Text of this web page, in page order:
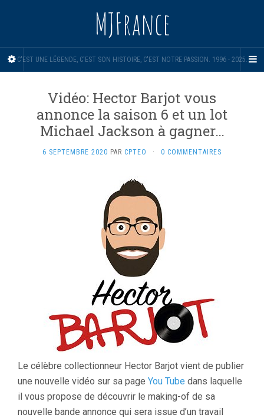
MJFrance
C'EST UNE LÉGENDE, C'EST SON HISTOIRE, C'EST NOTRE PASSION. 1996 - 2025.
Vidéo: Hector Barjot vous
annonce la saison 6 et un lot
Michael Jackson à gagner…
6 SEPTEMBRE 2020 PAR CPTEO · 0 COMMENTAIRES
Le célèbre collectionneur Hector Barjot vient de publier
une nouvelle vidéo sur sa page You Tube dans laquelle
il vous propose de découvrir le making-of de sa
nouvelle bande annonce qui sera issue d’un travail